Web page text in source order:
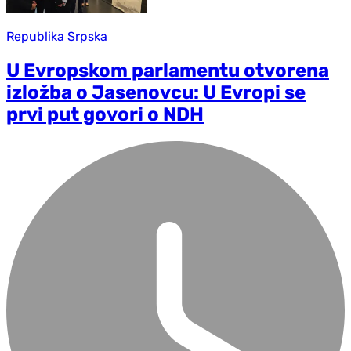
Republika Srpska
U Evropskom parlamentu otvorena
izložba o Jasenovcu: U Evropi se
prvi put govori o NDH